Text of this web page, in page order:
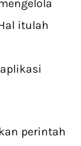
itulah
perintah